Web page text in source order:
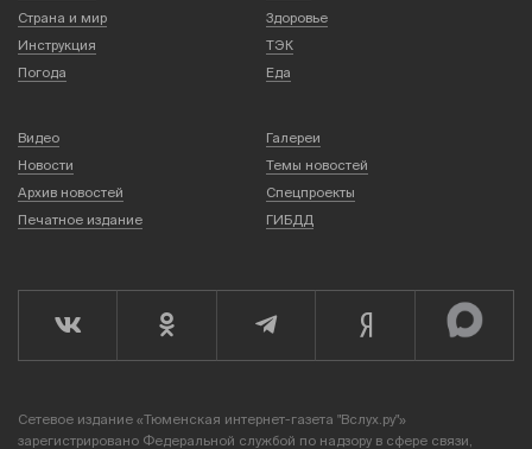
Страна и мир
Здоровье
Инструкция
ТЭК
Погода
Еда
Видео
Галереи
Новости
Темы новостей
Архив новостей
Спецпроекты
Печатное издание
ГИБДД
Сетевое издание «Тюменская интернет-газета "Вслух.ру"»
зарегистрировано Федеральной службой по надзору в сфере связи,